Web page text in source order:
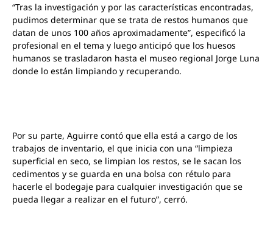
“Tras la investigación y por las características encontradas,
pudimos determinar que se trata de restos humanos que
datan de unos 100 años aproximadamente”, especificó la
profesional en el tema y luego anticipó que los huesos
humanos se trasladaron hasta el museo regional Jorge Luna
donde lo están limpiando y recuperando.
Por su parte, Aguirre contó que ella está a cargo de los
trabajos de inventario, el que inicia con una “limpieza
superficial en seco, se limpian los restos, se le sacan los
cedimentos y se guarda en una bolsa con rétulo para
hacerle el bodegaje para cualquier investigación que se
pueda llegar a realizar en el futuro”, cerró.